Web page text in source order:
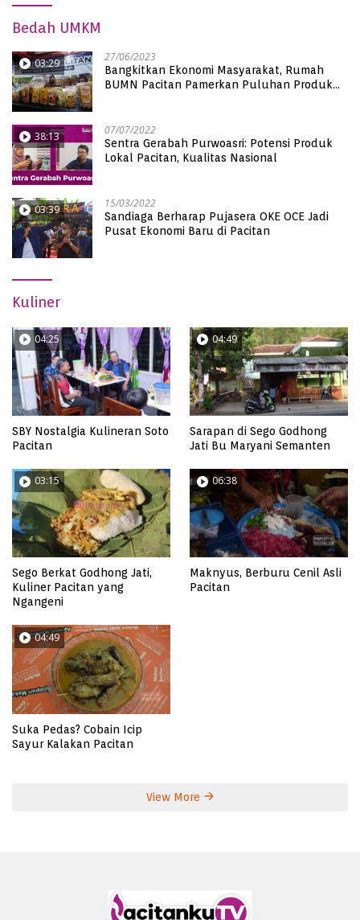
Bedah UMKM
03:29 27/06/2023
Bangkitkan Ekonomi Masyarakat, Rumah
BUMN Pacitan Pamerkan Puluhan Produk
38:13 07/07/2022
Sentra Gerabah Purwoasri: Potensi Produk
Lokal Pacitan, Kualitas Nasional
03:39 15/03/2022
Sandiaga Berharap Pujasera OKE OCE Jadi
Pusat Ekonomi Baru di Pacitan
Kuliner
04:25
SBY Nostalgia Kulineran Soto
Pacitan
04:49
Sarapan di Sego Godhong
Jati Bu Maryani Semanten
03:15
Sego Berkat Godhong Jati,
Kuliner Pacitan yang
Ngangeni
06:38
Maknyus, Berburu Cenil Asli
Pacitan
04:49
Suka Pedas? Cobain Icip
Sayur Kalakan Pacitan
View More